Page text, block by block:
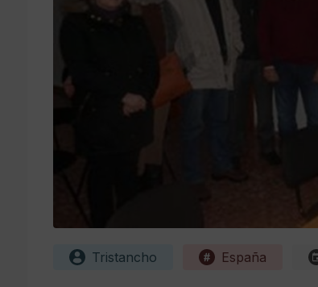
Tristancho España